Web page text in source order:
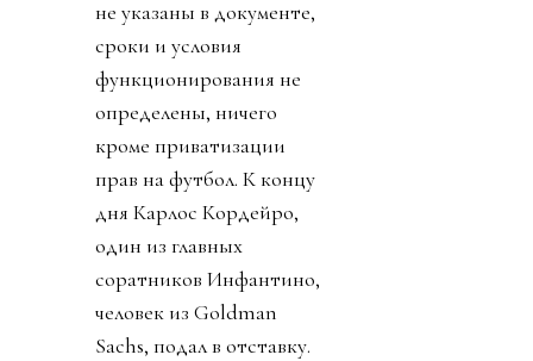
не указаны в документе,
сроки и условия
функционирования не
определены, ничего
кроме приватизации
прав на футбол. К концу
дня Карлос Кордейро,
один из главных
соратников Инфантино,
человек из Goldman
Sachs, подал в отставку.